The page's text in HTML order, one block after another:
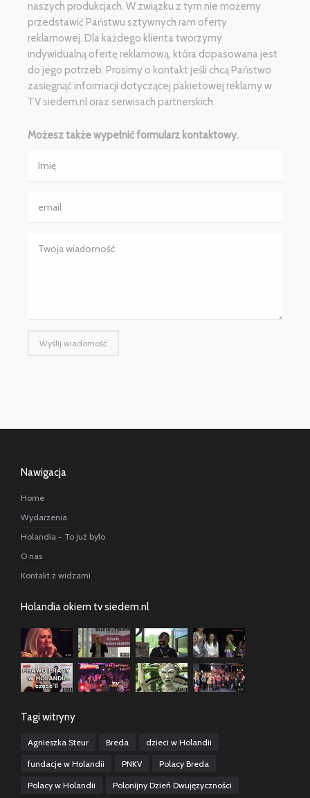
naszych produkcjach. W związku z tym nie możemy
przedstawić Państwu sztywnych ram oferty
reklamowej. Dla każdego klienta tworzymy
indywidualną ofertę reklamową, która dopasowana jest
do jego potrzeb. Prosimy o kontakt jeśli chcą Państwo
zasięgnąć informacji dotyczącej pakietowej reklamy w
TV siedem.nl oraz serwisach partnerskich.
Możesz także wypełnić formularz kontaktowy.
Wyślij wiadomość
Nawigacja
Home
Wydarzenia
Holandia - To już było
O nas
Kontakt z widzami
Holandia okiem tv siedem.nl
Tagi witryny
Agnieszka Steur Breda dzieci w Holandii
fundacje w Holandii PNKV Polacy Breda
Polacy w Holandii Polonijny Dzień Dwujęzyczności